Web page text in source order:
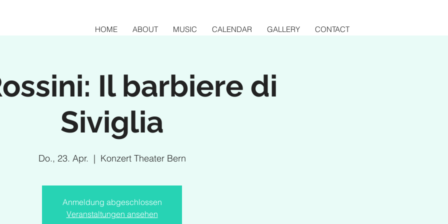
HOME ABOUT MUSIC CALENDAR GALLERY CONTACT
Il barbiere di
Siviglia
Do., 23. Apr.
  |
Konzert Theater Bern
Anmeldung abgeschlossen
Veranstaltungen ansehen